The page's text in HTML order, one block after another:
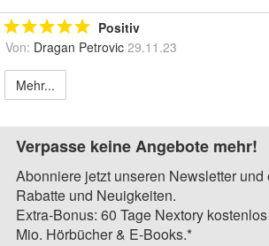
Positiv
Von: Dragan Petrovic 29.11.23
Mehr...
Verpasse keine Angebote mehr!
Abonniere jetzt unseren Newsletter
Rabatte und Neuigkeiten.
Extra-Bonus: 60 Tage Nextory
Mio. Hörbücher & E-Books.*